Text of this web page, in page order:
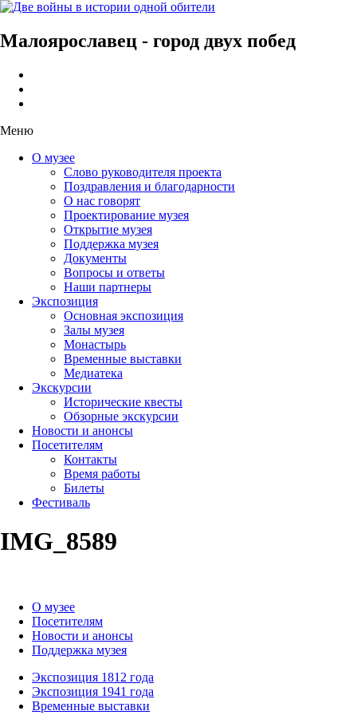
Малоярославец - город двух побед
Меню
О музее
Слово руководителя проекта
Поздравления и благодарности
О нас говорят
Проектирование музея
Открытие музея
Поддержка музея
Документы
Вопросы и ответы
Наши партнеры
Экспозиция
Основная экспозиция
Залы музея
Монастырь
Временные выставки
Медиатека
Экскурсии
Исторические квесты
Обзорные экскурсии
Новости и анонсы
Посетителям
Контакты
Время работы
Билеты
Фестиваль
IMG_8589
О музее
Посетителям
Новости и анонсы
Поддержка музея
Экспозиция 1812 года
Экспозиция 1941 года
Временные выставки